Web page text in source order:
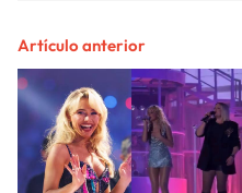
Artículo anterior